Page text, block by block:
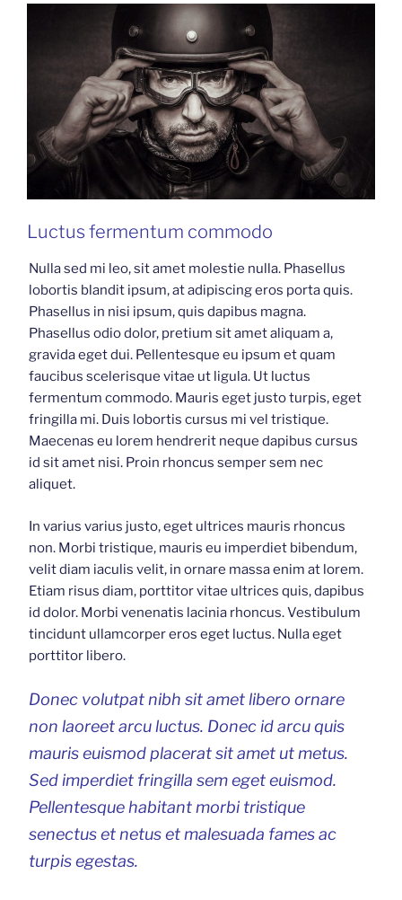
Luctus fermentum commodo
Nulla sed mi leo, sit amet molestie nulla. Phasellus
lobortis blandit ipsum, at adipiscing eros porta quis.
Phasellus in nisi ipsum, quis dapibus magna.
Phasellus odio dolor, pretium sit amet aliquam a,
gravida eget dui. Pellentesque eu ipsum et quam
faucibus scelerisque vitae ut ligula. Ut luctus
fermentum commodo. Mauris eget justo turpis, eget
fringilla mi. Duis lobortis cursus mi vel tristique.
Maecenas eu lorem hendrerit neque dapibus cursus
id sit amet nisi. Proin rhoncus semper sem nec
aliquet.
In varius varius justo, eget ultrices mauris rhoncus
non. Morbi tristique, mauris eu imperdiet bibendum,
velit diam iaculis velit, in ornare massa enim at lorem.
Etiam risus diam, porttitor vitae ultrices quis, dapibus
id dolor. Morbi venenatis lacinia rhoncus. Vestibulum
tincidunt ullamcorper eros eget luctus. Nulla eget
porttitor libero.
Donec volutpat nibh sit amet libero ornare
non laoreet arcu luctus. Donec id arcu quis
mauris euismod placerat sit amet ut metus.
Sed imperdiet fringilla sem eget euismod.
Pellentesque habitant morbi tristique
senectus et netus et malesuada fames ac
turpis egestas.